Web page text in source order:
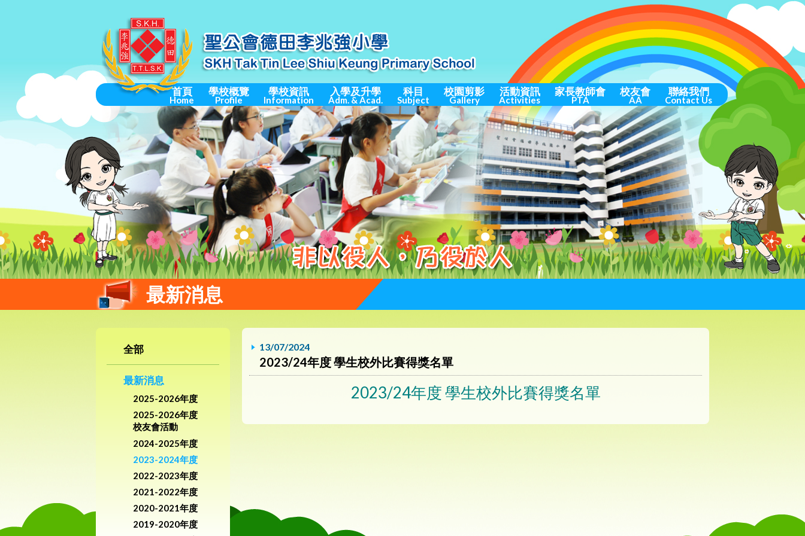
首頁
Home
學校概覽
Profile
學校資訊
Information
入學及升學
Adm. & Acad.
科目
Subject
校園剪影
Gallery
活動資訊
Activities
家長教師會
PTA
校友會
AA
聯絡我們
Contact Us
最新消息
全部
最新消息
2025-2026年度
2025-2026年度
校友會活動
2024-2025年度
2023-2024年度
2022-2023年度
2021-2022年度
2020-2021年度
2019-2020年度
13/07/2024
2023/24年度 學生校外比賽得獎名單
2023/24年度 學生校外比賽得獎名單